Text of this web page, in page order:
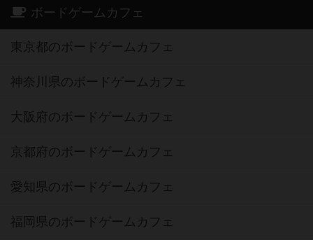
ボードゲームカフェ
東京都のボードゲームカフェ
神奈川県のボードゲームカフェ
大阪府のボードゲームカフェ
京都府のボードゲームカフェ
愛知県のボードゲームカフェ
福岡県のボードゲームカフェ